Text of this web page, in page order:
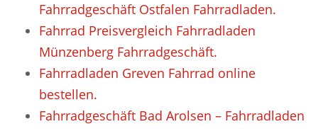
Fahrradgeschäft Ostfalen Fahrradladen.
Fahrrad Preisvergleich Fahrradladen
Münzenberg Fahrradgeschäft.
Fahrradladen Greven Fahrrad online
bestellen.
Fahrradgeschäft Bad Arolsen – Fahrradladen